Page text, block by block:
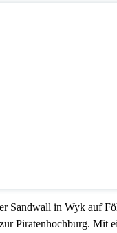
Sandwall in Wyk auf
Piratenhochburg. Mit